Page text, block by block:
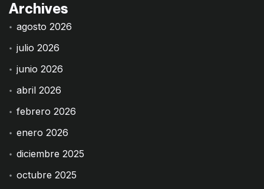
Archives
agosto 2026
julio 2026
junio 2026
abril 2026
febrero 2026
enero 2026
diciembre 2025
octubre 2025